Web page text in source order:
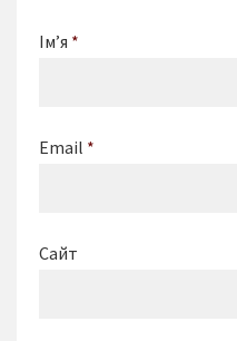
Ім’я *
Email *
Сайт